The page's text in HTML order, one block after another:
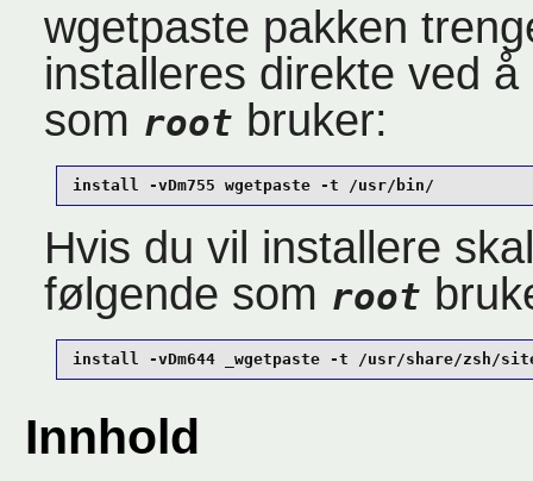
wgetpaste pakken
installeres direkte ved
som root bruker:
install -vDm755 wgetpaste -t /usr/bin/
Hvis du vil installere
følgende som root
install -vDm644 _wgetpaste -t /usr/share/zsh/
Innhold